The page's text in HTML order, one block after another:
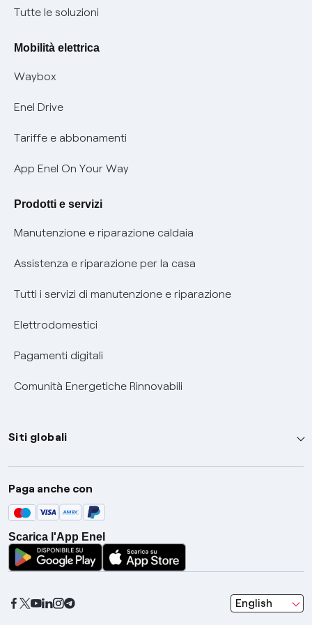
Condizioni generali di contratto prodotti e servizi
Informativa RAEE
Informativa Privacy AI
Nuove regole europee per la protezione dei dati
Offerte Placet non vulnerabili
Offerta Tutela Vulnerabilità Gas
Mobilità Elettrica
Phishing e truffe online
Verifica chi ti ha chiamato
Agevolazione utenti con disabilità per offerte Fibra
Informativa RAEE
Tutte le soluzioni
Mobilità elettrica
Waybox
Enel Drive
Tariffe e abbonamenti
App Enel On Your Way
Prodotti e servizi
Manutenzione e riparazione caldaia
Assistenza e riparazione per la casa
Tutti i servizi di manutenzione e riparazione
Elettrodomestici
Pagamenti digitali
Comunità Energetiche Rinnovabili
Siti globali
Enel Group
Enel Green Power
Global Trading
Global Procurement
Gridspertise
Paga anche con
Scarica l'App Enel
English
seleziona una